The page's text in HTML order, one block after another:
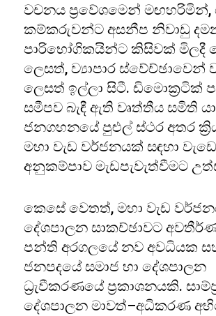
වචනය ප්‍රවේශමෙන්
කම්කරුවන්ට අසනීප නිවාඩු
පාරිභෝගිකයින්ට කිසිවක් මිලදී
ලෙසත්, ව්‍යාපාර ස්වේච්ඡාවෙන්
ලෙසත් ඉල්ලා සිටී. ඩිමොක්‍රටික්
සමීපව බැඳී ඇති වෘත්තීය සමිති
ජනගහනයේ පුළුල් ස්ථර අතර
මහා වැඩ වර්ජනයක් සඳහා
අනුකම්පාව මැඩපැවැත්වීමට
කෙසේ වෙතත්, මහා වැඩ
දේශපාලන සාකච්ඡාවට
පන්ති අරගලයේ නව අවධියක
ජනපදයේ සමාජ හා දේශපාලන
ධ්‍රැවීකරණයේ ප්‍රකාශනයකි.
දේශපාලන මාවත්–අධිකරණ